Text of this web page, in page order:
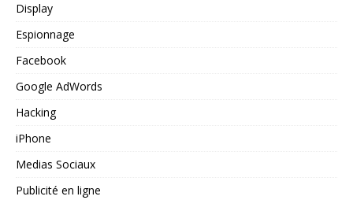
Display
Espionnage
Facebook
Google AdWords
Hacking
iPhone
Medias Sociaux
Publicité en ligne